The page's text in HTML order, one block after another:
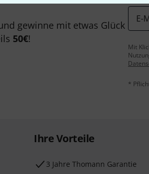
gewinne mit etwas Glück
50€!
E-
Mit
*
Ihre Vorteile
3 Jahre Thomann Garantie